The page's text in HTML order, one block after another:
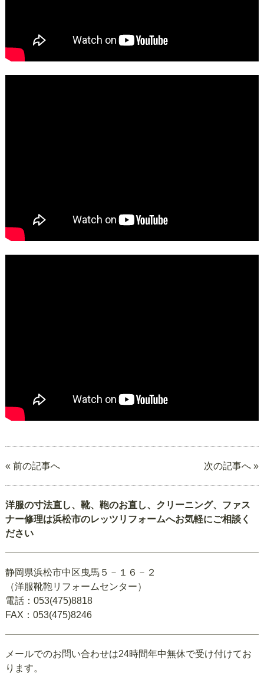
« 前の記事へ 次の記事へ »
洋服の寸法直し、靴、鞄のお直し、クリーニング、ファス
ナー修理は浜松市のレッツリフォームへお気軽にご相談く
ださい
静岡県浜松市中区曳馬５－１６－２
（洋服靴鞄リフォームセンター）
電話：053(475)8818
FAX：053(475)8246
メールでのお問い合わせは24時間年中無休で受け付けてお
ります。